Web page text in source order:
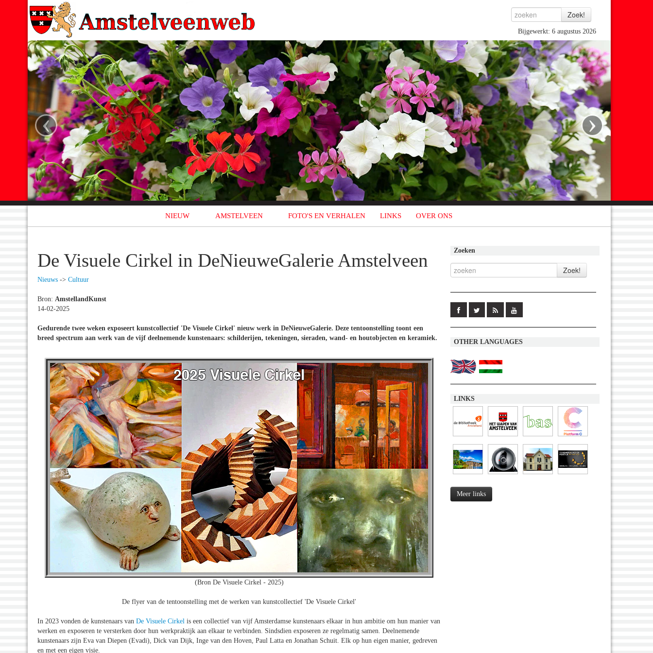
Bijgewerkt: 6 augustus 2026
‹ ›
NIEUW AMSTELVEEN FOTO'S EN VERHALEN LINKS OVER ONS
De Visuele Cirkel in DeNieuweGalerie Amstelveen
Nieuws -> Cultuur
Bron: AmstellandKunst
14-02-2025
Gedurende twee weken exposeert kunstcollectief 'De Visuele Cirkel' nieuw werk in DeNieuweGalerie. Deze tentoonstelling toont een
breed spectrum aan werk van de vijf deelnemende kunstenaars: schilderijen, tekeningen, sieraden, wand- en houtobjecten en keramiek.
(Bron De Visuele Cirkel - 2025)
De flyer van de tentoonstelling met de werken van kunstcollectief 'De Visuele Cirkel'
In 2023 vonden de kunstenaars van De Visuele Cirkel is een collectief van vijf Amsterdamse kunstenaars elkaar in hun ambitie om hun manier van
werken en exposeren te versterken door hun werkpraktijk aan elkaar te verbinden. Sindsdien exposeren ze regelmatig samen. Deelnemende
kunstenaars zijn Eva van Diepen (Evadi), Dick van Dijk, Inge van den Hoven, Paul Latta en Jonathan Schuit. Elk op hun eigen manier, gedreven
en met een eigen visie.
Zoeken
OTHER LANGUAGES
LINKS
Meer links